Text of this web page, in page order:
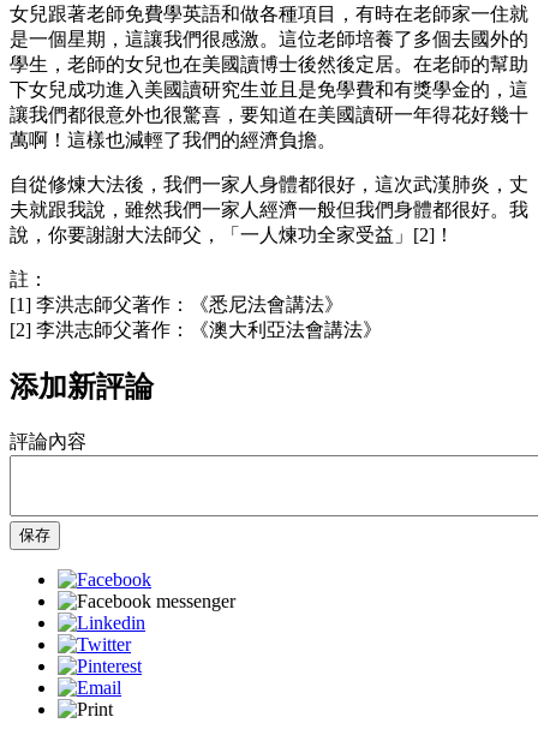
女兒跟著老師免費學英語和做各種項目，有時在老師家一住就
是一個星期，這讓我們很感激。這位老師培養了多個去國外的
學生，老師的女兒也在美國讀博士後然後定居。在老師的幫助
下女兒成功進入美國讀研究生並且是免學費和有獎學金的，這
讓我們都很意外也很驚喜，要知道在美國讀研一年得花好幾十
萬啊！這樣也減輕了我們的經濟負擔。
自從修煉大法後，我們一家人身體都很好，這次武漢肺炎，丈
夫就跟我說，雖然我們一家人經濟一般但我們身體都很好。我
說，你要謝謝大法師父，「一人煉功全家受益」[2]！
註：
[1] 李洪志師父著作：《悉尼法會講法》
[2] 李洪志師父著作：《澳大利亞法會講法》
添加新評論
評論內容
保存